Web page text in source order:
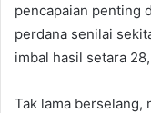
pencapaian penting
perdana senilai
imbal hasil setara
Tak lama berselang,